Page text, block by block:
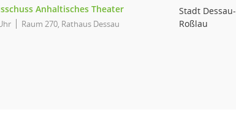
Anhaltisches Theater
Raum 270, Rathaus Dessau
Stadt Dessau-
Roßlau